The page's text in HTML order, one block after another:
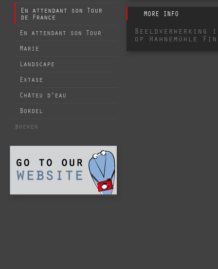
En attendant son Tour
de France
En attendant son Tour
Marie
Landscape
Extase
Châteu d'eau
Bordel
boeken
MORE INFO
Beeldverwerking
op Hahnemühle